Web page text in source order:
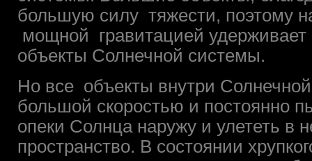
большую силу тяжести, поэтому
мощной гравитацией удерживает
объекты Солнечной системы.
Но все объекты внутри
большой скоростью и постоянно
опеки Солнца наружу и улететь в
пространство. В состоянии